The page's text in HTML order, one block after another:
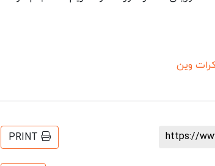
وین
https://
PRINT